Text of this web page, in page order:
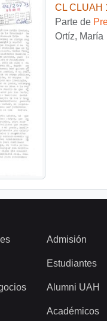
CL CLUAH
Parte de
Ortíz, María
Admisión
Estudiantes
Alumni UAH
Académicos